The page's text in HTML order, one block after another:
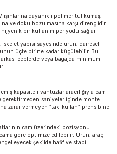
ışınlarına dayanıklı polimer tül kumaş,
ve doku bozulmasına karşı dirençlidir.
bir kullanım periyodu sağlar.
iskelet yapısı sayesinde ürün, dairesel
üçte birine kadar küçülebilir. Bu
ceplerde veya bagajda minimum
kapasiteli vantuzlar aracılığıyla cam
saniyeler içinde monte
zarar vermeyen "tak-kullan" prensibine
cam üzerindeki pozisyonu
göre optimize edilebilir. Ürün, araç
şekilde hafif ve stabil